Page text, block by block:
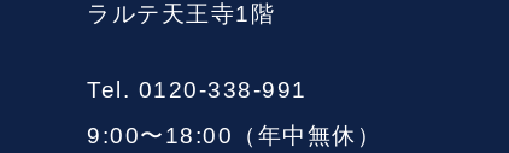
ラルテ天王寺1階
Tel. 0120-338-991
9:00〜18:00（年中無休）